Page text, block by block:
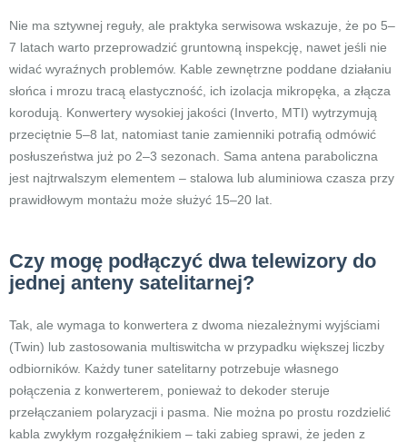
Nie ma sztywnej reguły, ale praktyka serwisowa wskazuje, że po 5–
7 latach warto przeprowadzić gruntowną inspekcję, nawet jeśli nie
widać wyraźnych problemów. Kable zewnętrzne poddane działaniu
słońca i mrozu tracą elastyczność, ich izolacja mikropęka, a złącza
korodują. Konwertery wysokiej jakości (Inverto, MTI) wytrzymują
przeciętnie 5–8 lat, natomiast tanie zamienniki potrafią odmówić
posłuszeństwa już po 2–3 sezonach. Sama antena paraboliczna
jest najtrwalszym elementem – stalowa lub aluminiowa czasza przy
prawidłowym montażu może służyć 15–20 lat.
Czy mogę podłączyć dwa telewizory do
jednej anteny satelitarnej?
Tak, ale wymaga to konwertera z dwoma niezależnymi wyjściami
(Twin) lub zastosowania multiswitcha w przypadku większej liczby
odbiorników. Każdy tuner satelitarny potrzebuje własnego
połączenia z konwerterem, ponieważ to dekoder steruje
przełączaniem polaryzacji i pasma. Nie można po prostu rozdzielić
kabla zwykłym rozgałęźnikiem – taki zabieg sprawi, że jeden z